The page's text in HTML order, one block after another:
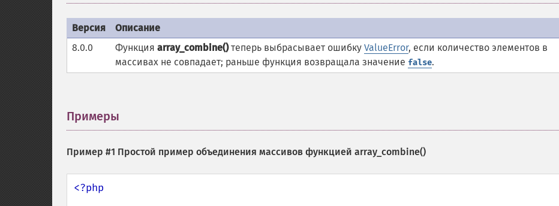
Версия
Описание
8.0.0
Функция array_combine()теперь выбрасывает ошибку ValueError, если количество элементов в
массивах не совпадает; раньше функция возвращала значение false.
Примеры
Пример #1 Простой пример объединения массивов функцией array_combine()
<?php